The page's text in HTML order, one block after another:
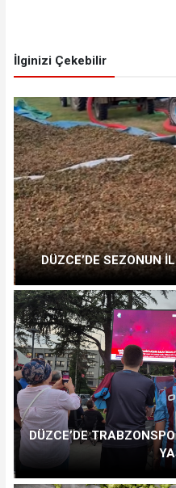
İlginizi Çekebilir
DÜZCE’DE SEZONUN
DÜZCE’DE